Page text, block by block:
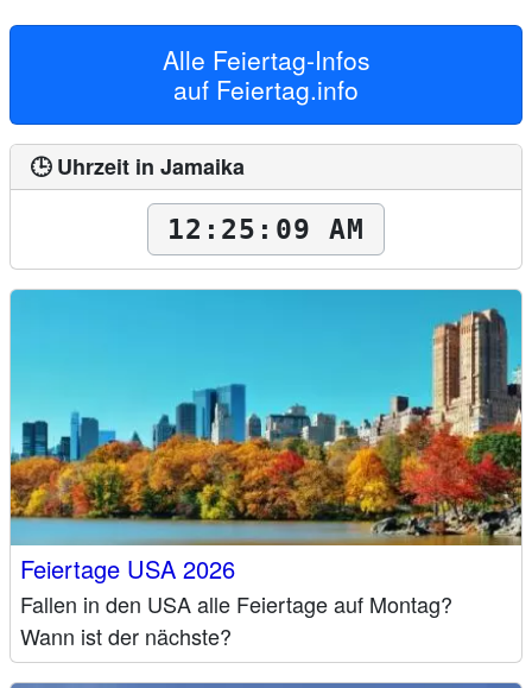
Alle Feiertag-Infos
auf Feiertag.info
🕒 Uhrzeit in Jamaika
12:25:10 AM
Feiertage USA 2026
Fallen in den USA alle Feiertage auf Montag?
Wann ist der nächste?